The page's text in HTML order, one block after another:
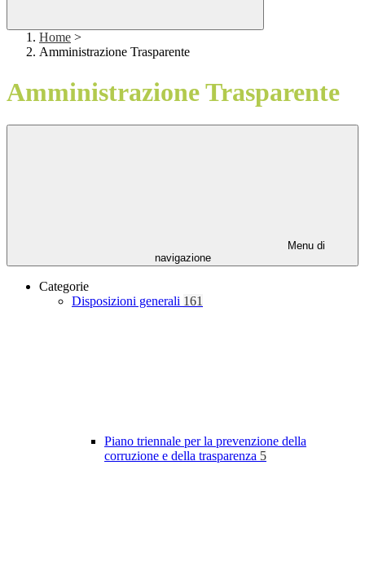
Home >
Amministrazione Trasparente
Amministrazione Trasparente
Menu di
navigazione
Categorie
Disposizioni generali 161
Piano triennale per la prevenzione della
corruzione e della trasparenza 5